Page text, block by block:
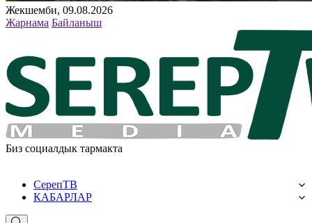
Жекшемби, 09.08.2026
Жарнама Байланыш
Биз социалдык тармакта
СерепТВ
КАБАРЛАР